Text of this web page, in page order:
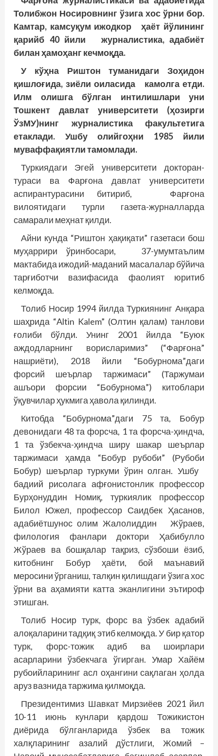
Толибжон Носировнинг ўзига хос ўрни бор.
Камтар, камсуқум ижодкор ҳаёт йўлининг
қарийб 40 йили журналистика, адабиёт
билан ҳамоҳанг кечмоқда.
У кўҳна Риштон туманидаги Зоҳидон
қишлоғида, зиёли оиласида камолга етди.
Илм олишга бўлган интилишлари уни
Тошкент давлат университети (ҳозирги
ЎзМУ)нинг журналистика факультетига
етаклади. Ушбу олийгоҳни 1985 йили
муваффақиятли тамомлади.
Туркиядаги Эгей университети докторан­
тураси ва Фарғона давлат университети
аспирантурасини битириб, Фарғона
вилоятидаги турли газета-журналларда
самарали меҳнат қилди.
Айни кунда “Риштон ҳақиқати” газетаси бош
муҳаррири ўринбосари, 37-умумтаълим
мактабида ижодий-маданий масалалар бўйича
тарғиботчи вазифасида фаолият юритиб
келмоқда.
Толиб Носир 1994 йилда Туркиянинг Анқара
шаҳрида “Altin Kalem” (Олтин қалам) танлови
ғолиби бўлди. Унинг 2001 йилда “Буюк
аждодларнинг ворисларимиз” (“Фарғона”
нашриёти), 2018 йили “Бобурнома”даги
форсий шеърлар таржимаси” (Таржумаи
ашъори форсии “Бобурнома”) китоб­лари
ўқувчилар ҳукмига ҳавола қилинди.
Китобда “Бобурнома”даги 75 та, Бобур
девонидаги 48 та форсча, 1 та форсча-ҳинд­­ча,
1 та ўзбекча-ҳиндча ширу шакар шеърлар
таржимаси ҳамда “Бобур рубоби” (Рубоби
Бобур) шеърлар туркуми ўрин олган. Ушбу
бадиий рисолага афғонистонлик профессор
Бурҳонуддин Номиқ, туркиялик профессор
Билол Южел, профессор Саидбек Ҳасанов,
адабиётшунос олим Жалолиддин Жўраев,
филология фанлари доктори Ҳабибулло
Жўраев ва бошқалар тақриз, сўзбоши ёзиб,
китобнинг Бобур ҳаёти, бой маънавий
меросини ўрганиш, талқин қилишдаги ўзига хос
ўрни ва аҳамияти катта эканлигини эътироф
этишган.
Толиб Носир турк, форс ва ўзбек адабий
алоқаларини тадқиқ этиб келмоқда. У бир қатор
турк, форс-тожик адиб ва шоирлари
асарларини ўзбекчага ўгирган. Умар Хайём
рубоийларининг асл оҳангини сақлаган ҳолда
аруз вазнида таржима қилмоқда.
Президентимиз Шавкат Мирзиёев 2021 йил
10-11 июнь кунлари қардош Тожикис­тон
диёрида бўлганларида ўзбек ва тожик
халқларининг азалий дўстлиги, Жомий –